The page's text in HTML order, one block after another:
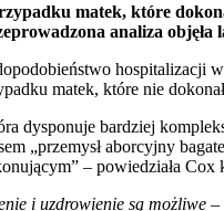
matek, które
analiza objęła
hospitalizacji
matek, które nie
dysponuje bardziej
„przemysł aborcyjny
– powiedziała
i uzdrowienie są możliwe –